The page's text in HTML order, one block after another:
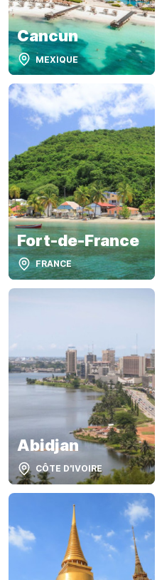
Cancun
MEXIQUE
Fort-de-France
FRANCE
Abidjan
CÔTE D'IVOIRE